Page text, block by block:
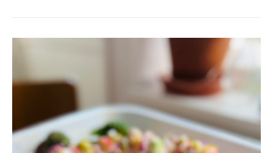
GRATINERAD